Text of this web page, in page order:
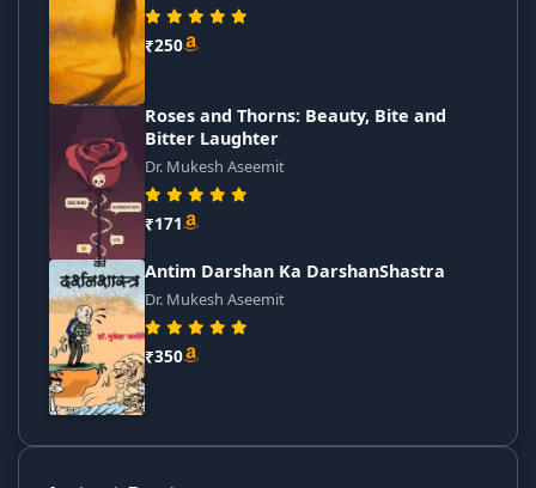
₹250
Roses and Thorns: Beauty, Bite and
Bitter Laughter
Dr. Mukesh Aseemit
₹171
Antim Darshan Ka DarshanShastra
Dr. Mukesh Aseemit
₹350